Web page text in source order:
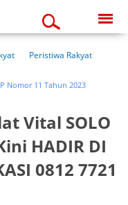
03:24:27 am
Peristiwa Rakyat
11 Tahun 2023
Vital SOLO
HADIR DI
0812 7721